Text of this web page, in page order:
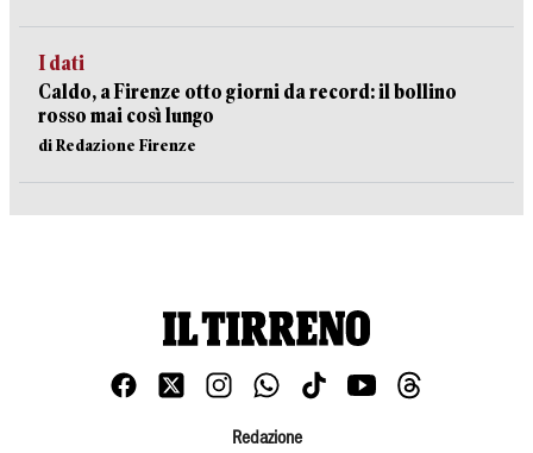
I dati
Caldo, a Firenze otto giorni da record: il bollino
rosso mai così lungo
di Redazione Firenze
Redazione